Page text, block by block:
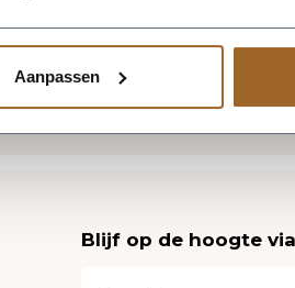
Aanpassen
Blijf op de hoogte